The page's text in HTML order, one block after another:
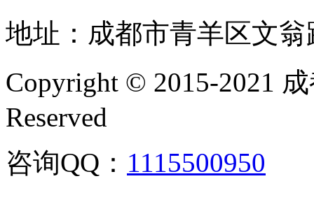
地址：成都市青羊区文
Copyright © 2015-2021
Reserved
咨询QQ： 1115500950